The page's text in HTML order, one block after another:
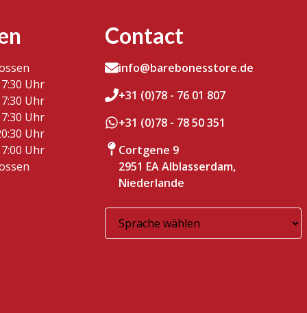
Uhr
Uhr
Uhr
Uhr
Uhr
Contact
info@barebonesstore.de
+31 (0)78 - 76 01 807
+31 (0)78 - 78 50 351
Cortgene 9
2951 EA Alblasserdam,
Niederlande